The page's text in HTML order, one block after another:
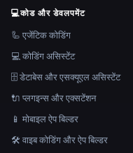
💻कोड और डेवलपमेंट
🦾 एजेंटिक कोडिंग
💻 कोडिंग असिस्टेंट
🗄️ डेटाबेस और एसक्यूएल असिस्टेंट
🔌 प्लगइन्स और एक्सटेंशन
📱 मोबाइल ऐप बिल्डर
🛠️ वाइब कोडिंग और ऐप बिल्डर